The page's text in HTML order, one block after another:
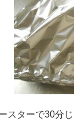
スターで30分じ